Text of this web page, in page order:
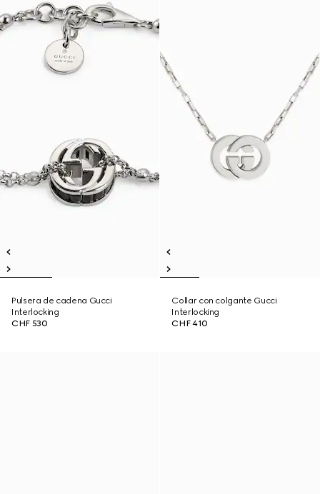
Pulsera de cadena Gucci
Interlocking
CHF 530
Collar con colgante Gucci
Interlocking
CHF 410